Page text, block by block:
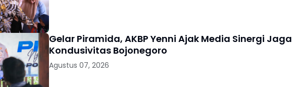
Gelar Piramida, AKBP Yenni Ajak Media Sinergi Jaga
Kondusivitas Bojonegoro
Agustus 07, 2026